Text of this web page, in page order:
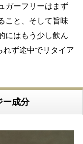
ガーフリーはまず
こと、そして旨味
にはもう少し飲ん
れず途中でリタイア
ー成分